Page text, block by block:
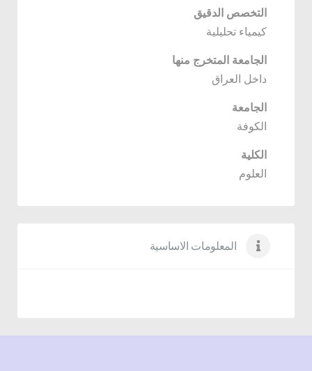
التخصص الدقيق
كيمياء تحليلية
الجامعة المتخرج منها
داخل العراق
الجامعة
الكوفة
الكلية
العلوم
المعلومات الاساسية